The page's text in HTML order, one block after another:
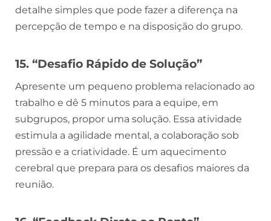
detalhe simples que pode fazer a diferença na
percepção de tempo e na disposição do grupo.
15. “Desafio Rápido de Solução”
Apresente um pequeno problema relacionado ao
trabalho e dê 5 minutos para a equipe, em
subgrupos, propor uma solução. Essa atividade
estimula a agilidade mental, a colaboração sob
pressão e a criatividade. É um aquecimento
cerebral que prepara para os desafios maiores da
reunião.